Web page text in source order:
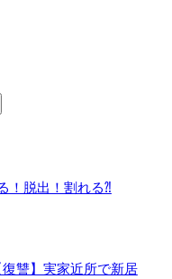
！脱出！割れる⁈
復讐】実家近所で新居